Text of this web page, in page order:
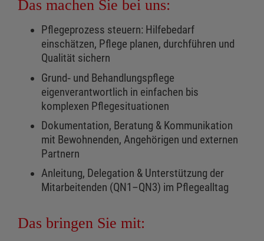
Das machen Sie bei uns:
Pflegeprozess steuern: Hilfebedarf
einschätzen, Pflege planen, durchführen und
Qualität sichern
Grund‑ und Behandlungspflege
eigenverantwortlich in einfachen bis
komplexen Pflegesituationen
Dokumentation, Beratung & Kommunikation
mit Bewohnenden, Angehörigen und externen
Partnern
Anleitung, Delegation & Unterstützung der
Mitarbeitenden (QN1–QN3) im Pflegealltag
Das bringen Sie mit: